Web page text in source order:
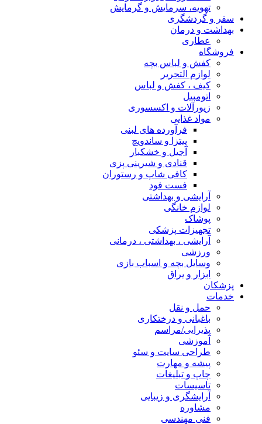
تهویه، سرمایش و گرمایش
سفر و گردشگری
بهداشت و درمان
عطاری
فروشگاه
کفش و لباس بچه
لوازم التحریر
کیف ، کفش و لباس
اتومبیل
زیورآلات و اکسسوری
مواد غذایی
فرآورده های لبنی
پیتزا و ساندویچ
آجیل و خشکبار
قنادی و شیرینی پزی
کافی شاپ و رستوران
فست فود
آرایشی و بهداشتی
لوازم خانگی
پوشاک
تجهیزات پزشکی
آرایشی ، بهداشتی ، درمانی
ورزشی
وسایل بچه و اسباب بازی
ابزار و یراق
پزشکان
خدمات
حمل و نقل
باغبانی و درختکاری
پذیرایی/مراسم
آموزشی
طراحی سایت و سئو
پیشه و مهارت
چاپ و تبلیغات
تاسیسات
آرایشگری و زیبایی
مشاوره
فنی مهندسی